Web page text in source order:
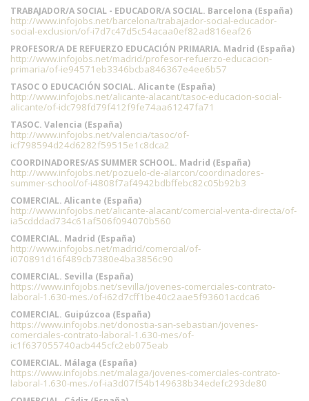
TRABAJADOR/A SOCIAL - EDUCADOR/A SOCIAL. Barcelona (España)
http://www.infojobs.net/barcelona/trabajador-social-educador-
social-exclusion/of-i7d7c47d5c54acaa0ef82ad816eaf26
PROFESOR/A DE REFUERZO EDUCACIÓN PRIMARIA. Madrid (España)
http://www.infojobs.net/madrid/profesor-refuerzo-educacion-
primaria/of-ie94571eb3346bcba846367e4ee6b57
TASOC O EDUCACIÓN SOCIAL. Alicante (España)
http://www.infojobs.net/alicante-alacant/tasoc-educacion-social-
alicante/of-idc798fd79f412f9fe74aa61247fa71
TASOC. Valencia (España)
http://www.infojobs.net/valencia/tasoc/of-
icf798594d24d6282f59515e1c8dca2
COORDINADORES/AS SUMMER SCHOOL. Madrid (España)
http://www.infojobs.net/pozuelo-de-alarcon/coordinadores-
summer-school/of-i4808f7af4942bdbffebc82c05b92b3
COMERCIAL. Alicante (España)
http://www.infojobs.net/alicante-alacant/comercial-venta-directa/of-
ia5cdddad734c61af506f094070b560
COMERCIAL. Madrid (España)
http://www.infojobs.net/madrid/comercial/of-
i070891d16f489cb7380e4ba3856c90
COMERCIAL. Sevilla (España)
https://www.infojobs.net/sevilla/jovenes-comerciales-contrato-
laboral-1.630-mes./of-i62d7cff1be40c2aae5f93601acdca6
COMERCIAL. Guipúzcoa (España)
https://www.infojobs.net/donostia-san-sebastian/jovenes-
comerciales-contrato-laboral-1.630-mes/of-
ic1f637055740acb445cfc2eb075eab
COMERCIAL. Málaga (España)
https://www.infojobs.net/malaga/jovenes-comerciales-contrato-
laboral-1.630-mes./of-ia3d07f54b149638b34edefc293de80